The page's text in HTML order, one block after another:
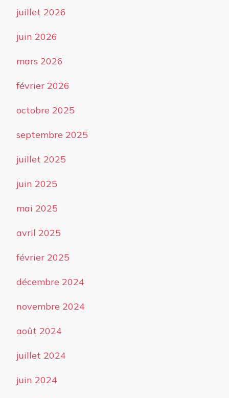
juillet 2026
juin 2026
mars 2026
février 2026
octobre 2025
septembre 2025
juillet 2025
juin 2025
mai 2025
avril 2025
février 2025
décembre 2024
novembre 2024
août 2024
juillet 2024
juin 2024